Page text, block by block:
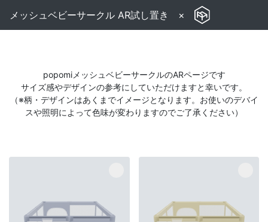
メッシュベビーサークル AR試し置き ×
popomiメッシュベビーサークルのARページです
サイズ感やデザインの参考にしていただけますと幸いです。
（※柄・デザインはあくまでイメージとなります。お使いのデバイ
スや照明によって色味が変わりますのでご了承ください）